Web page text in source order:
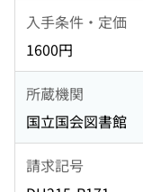
入手条件・定価
1600円
所蔵機関
国立国会図書館
請求記号